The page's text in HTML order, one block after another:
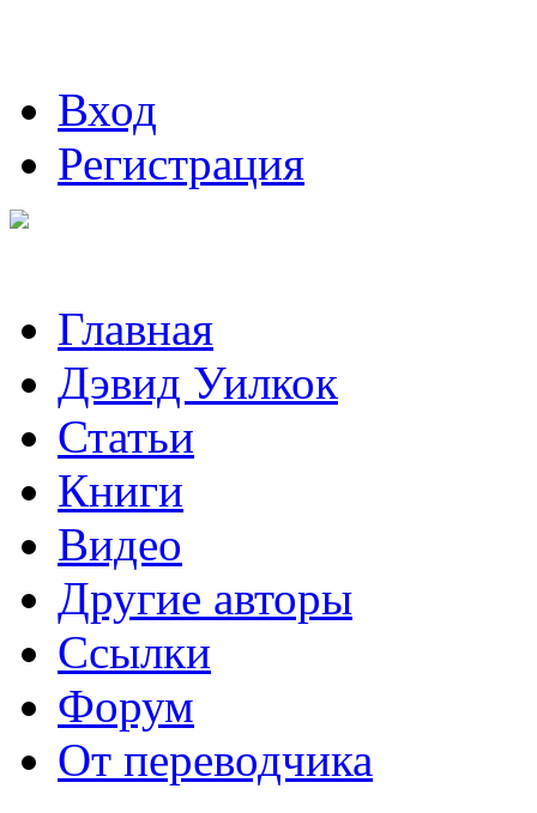
Вход
Регистрация
Главная
Дэвид Уилкок
Статьи
Книги
Видео
Другие авторы
Ссылки
Форум
От переводчика